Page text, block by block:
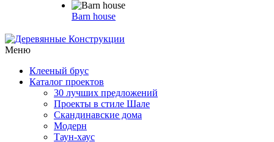
Barn house
Меню
Клееный брус
Каталог проектов
30 лучших предложений
Проекты в стиле Шале
Скандинавские дома
Модерн
Таун-хаус